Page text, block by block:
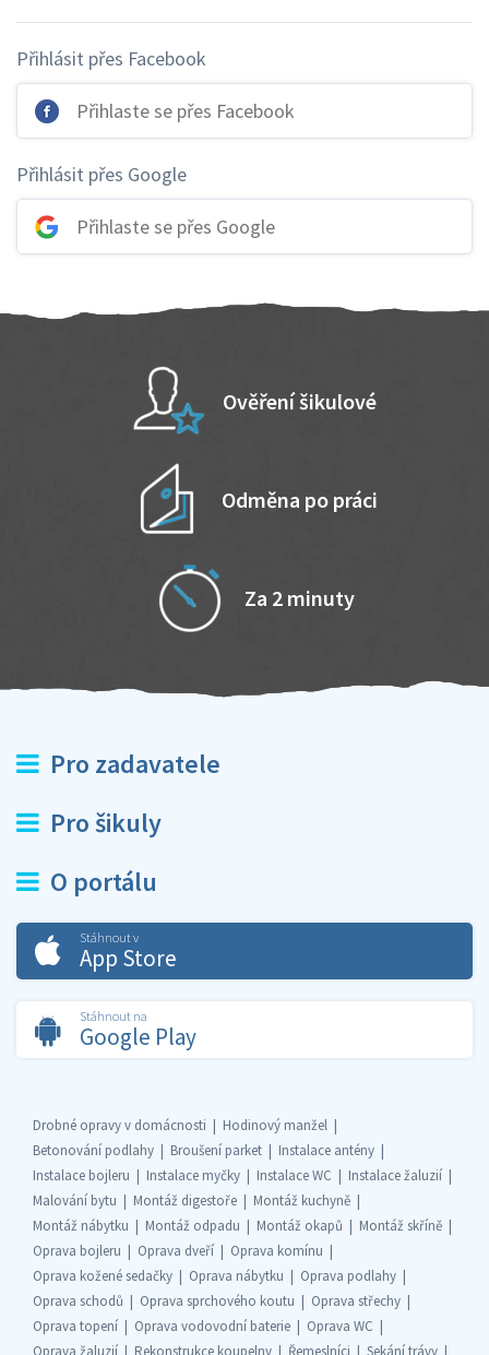
Přihlásit přes Facebook
Přihlaste se přes Facebook
Přihlásit přes Google
Přihlaste se přes Google
Ověření šikulové
Odměna po práci
Za 2 minuty
Pro zadavatele
Pro šikuly
O portálu
Stáhnout v
App Store
Stáhnout na
Google Play
Drobné opravy v domácnosti
Hodinový manžel
Betonování podlahy
Broušení parket
Instalace antény
Instalace bojleru
Instalace myčky Instalace WC
Instalace žaluzií
Malování bytu
Montáž digestoře
Montáž kuchyně
Montáž nábytku
Montáž odpadu Montáž okapů
Montáž skříně
Oprava bojleru
Oprava dveří
Oprava komínu
Oprava kožené sedačky
Oprava nábytku
Oprava podlahy
Oprava schodů
Oprava sprchového koutu
Oprava střechy
Oprava topení
Oprava vodovodní baterie
Oprava WC
Oprava žaluzií
Rekonstrukce koupelny Řemeslníci Sekání trávy